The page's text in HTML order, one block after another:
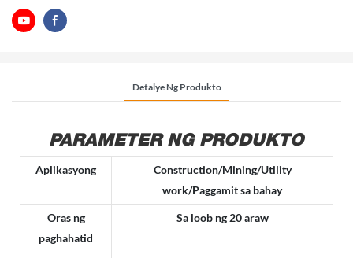
Detalye Ng Produkto
PARAMETER NG PRODUKTO
Aplikasyong
Construction/Mining/Utility
work/Paggamit sa bahay
Oras ng
paghahatid
Sa loob ng 20 araw